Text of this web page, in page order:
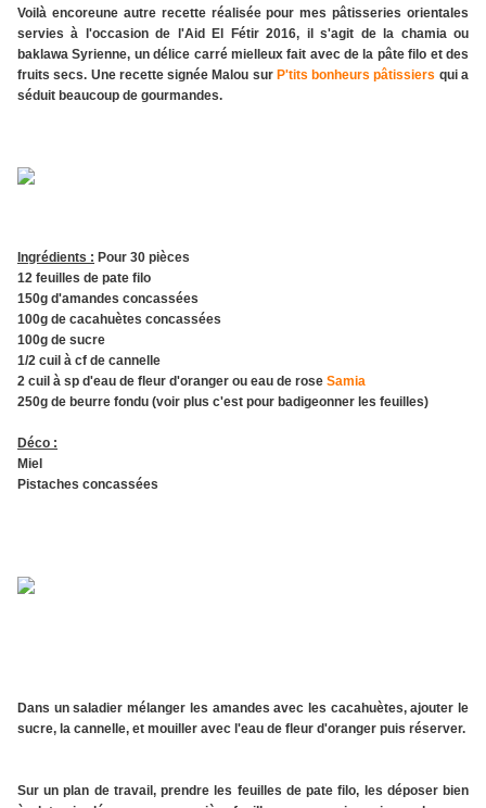
Voilà encoreune autre recette réalisée pour mes pâtisseries orientales
servies à l'occasion de l'Aid El Fétir 2016, il s'agit de la chamia ou
baklawa Syrienne, un délice carré mielleux fait avec de la pâte filo et des
fruits secs. Une recette signée Malou sur P'tits bonheurs pâtissiers qui a
séduit beaucoup de gourmandes.
Ingrédients : Pour 30 pièces
12 feuilles de pate filo
150g d'amandes concassées
100g de cacahuètes concassées
100g de sucre
1/2 cuil à cf de cannelle
2 cuil à sp d'eau de fleur d'oranger ou eau de rose Samia
250g de beurre fondu (voir plus c'est pour badigeonner les feuilles)
Déco :
Miel
Pistaches concassées
Dans un saladier mélanger les amandes avec les cacahuètes, ajouter le
sucre, la cannelle, et mouiller avec l'eau de fleur d'oranger puis réserver.
Sur un plan de travail, prendre les feuilles de pate filo, les déposer bien